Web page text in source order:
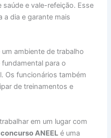
e vale-refeição. Esse
a dia e garante mais
ambiente de trabalho
para o
Os funcionários também
de treinamentos e
em um lugar com
concurso ANEEL é uma